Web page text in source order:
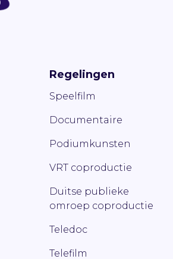
Regelingen
Speelfilm
Documentaire
Podiumkunsten
VRT coproductie
Duitse publieke
omroep coproductie
Teledoc
Telefilm